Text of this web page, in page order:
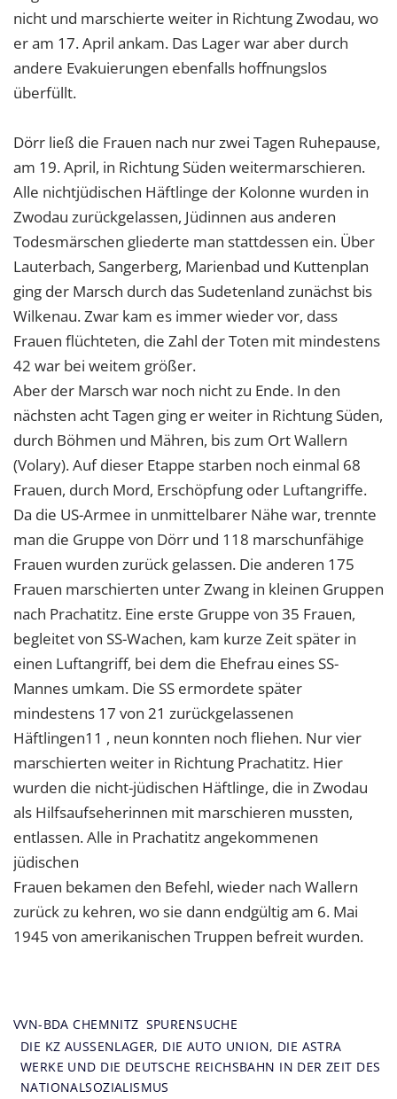
nicht und marschierte weiter in Richtung Zwodau, wo
er am 17. April ankam. Das Lager war aber durch
andere Evakuierungen ebenfalls hoffnungslos
überfüllt.
Dörr ließ die Frauen nach nur zwei Tagen Ruhepause,
am 19. April, in Richtung Süden weitermarschieren.
Alle nichtjüdischen Häftlinge der Kolonne wurden in
Zwodau zurückgelassen, Jüdinnen aus anderen
Todesmärschen gliederte man stattdessen ein. Über
Lauterbach, Sangerberg, Marienbad und Kuttenplan
ging der Marsch durch das Sudetenland zunächst bis
Wilkenau. Zwar kam es immer wieder vor, dass
Frauen flüchteten, die Zahl der Toten mit mindestens
42 war bei weitem größer.
Aber der Marsch war noch nicht zu Ende. In den
nächsten acht Tagen ging er weiter in Richtung Süden,
durch Böhmen und Mähren, bis zum Ort Wallern
(Volary). Auf dieser Etappe starben noch einmal 68
Frauen, durch Mord, Erschöpfung oder Luftangriffe.
Da die US-Armee in unmittelbarer Nähe war, trennte
man die Gruppe von Dörr und 118 marschunfähige
Frauen wurden zurück gelassen. Die anderen 175
Frauen marschierten unter Zwang in kleinen Gruppen
nach Prachatitz. Eine erste Gruppe von 35 Frauen,
begleitet von SS-Wachen, kam kurze Zeit später in
einen Luftangriff, bei dem die Ehefrau eines SS-
Mannes umkam. Die SS ermordete später
mindestens 17 von 21 zurückgelassenen
Häftlingen11 , neun konnten noch fliehen. Nur vier
marschierten weiter in Richtung Prachatitz. Hier
wurden die nicht-jüdischen Häftlinge, die in Zwodau
als Hilfsaufseherinnen mit marschieren mussten,
entlassen. Alle in Prachatitz angekommenen
jüdischen
Frauen bekamen den Befehl, wieder nach Wallern
zurück zu kehren, wo sie dann endgültig am 6. Mai
1945 von amerikanischen Truppen befreit wurden.
VVN-BDA CHEMNITZ SPURENSUCHE
DIE KZ AUSSENLAGER, DIE AUTO UNION, DIE ASTRA W
ERKE UND DIE DEUTSCHE REICHSBAHN IN DER ZEIT DES N
ATIONALSOZIALISMUS